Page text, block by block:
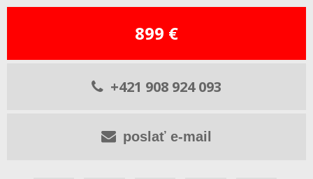
899 €
+421 908 924 093
poslať e-mail